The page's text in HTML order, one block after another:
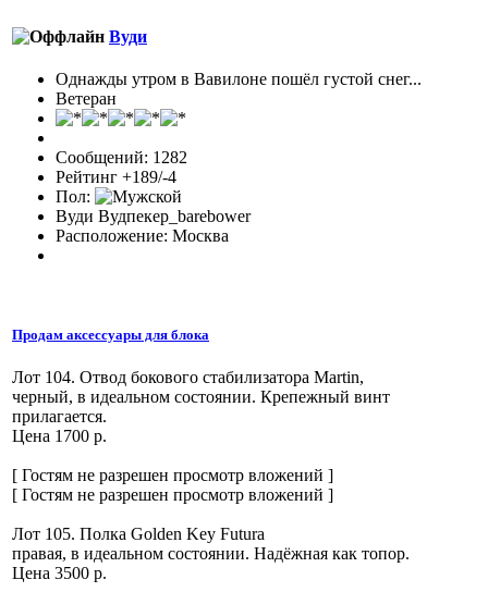
Вуди
Однажды утром в Вавилоне пошёл густой снег...
Ветеран
Сообщений: 1282
Рейтинг +189/-4
Пол:
Вуди Вудпекер_barebower
Расположение: Москва
Продам аксессуары для блока
Лот 104. Отвод бокового стабилизатора Martin,
черный, в идеальном состоянии. Крепежный винт
прилагается.
Цена 1700 р.
[ Гостям не разрешен просмотр вложений ]
[ Гостям не разрешен просмотр вложений ]
Лот 105. Полка Golden Key Futura
правая, в идеальном состоянии. Надёжная как топор.
Цена 3500 р.